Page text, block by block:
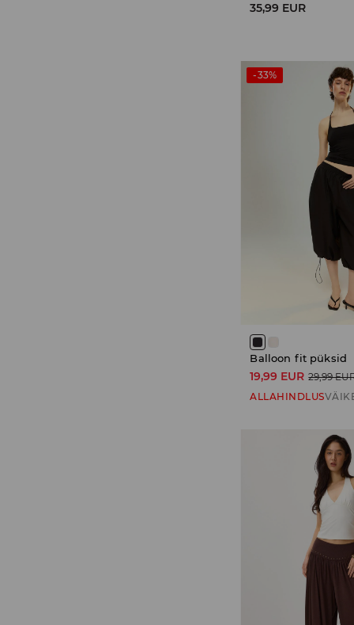
35,99 EUR
-33%
Balloon fit püksid
19,99 EUR 29,99
ALLAHINDLUS